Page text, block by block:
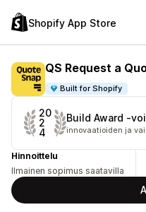
Shopify App Store
QS Request a
Built for Shopify
20
2
4
Build Award
innovaatioiden ja
Hinnoittelu
Ilmainen sopimus saatavilla